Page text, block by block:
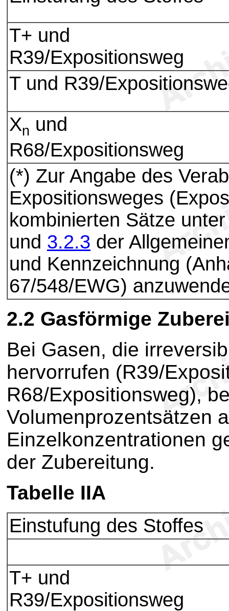
T+ und
R39/Expositionsweg
T und R39/
Xn und
R68/Expositionsweg
(*) Zur Angabe des
Expositionsweges
kombinierten Sätze
und 3.2.3 der
und Kennzeichnung
67/548/EWG)
2.2 Gasförmige
Bei Gasen, die
hervorrufen (R39/
R68/Expositionsweg),
Volumenprozentsätzen
Einzelkonzentrationen
der Zubereitung.
Tabelle IIA
Einstufung des Stoffes
T+ und
R39/Expositionsweg